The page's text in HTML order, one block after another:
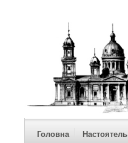
Головна Настоятель